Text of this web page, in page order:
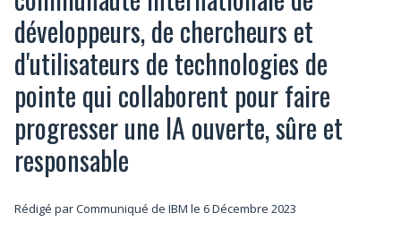
développeurs, de chercheurs et
d'utilisateurs de technologies de
pointe qui collaborent pour faire
progresser une IA ouverte, sûre et
responsable
Rédigé par Communiqué de IBM le 6 Décembre 2023